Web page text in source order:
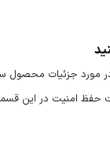
مورد جزئیات محصول
حفظ امنیت در این